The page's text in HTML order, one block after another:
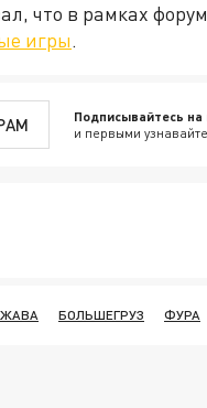
что в рамках
игры.
Подписывайтесь
и первыми
БОЛЬШЕГРУЗ ФУРА